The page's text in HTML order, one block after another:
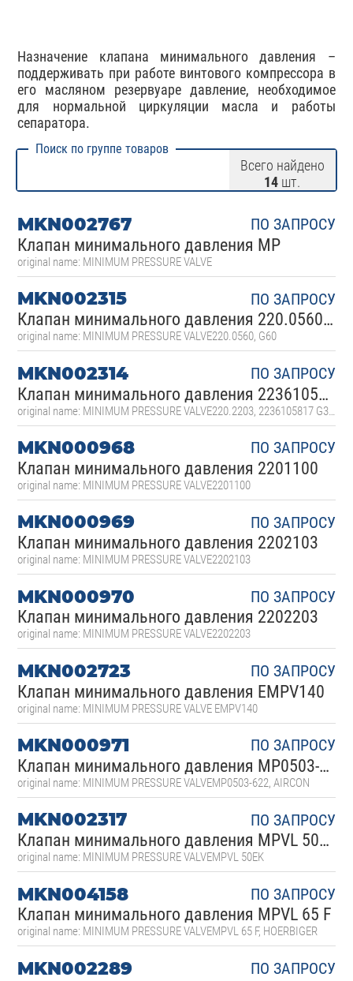
Назначение клапана минимального давления –
поддерживать при работе винтового компрессора в
его масляном резервуаре давление, необходимое
для нормальной циркуляции масла и работы
сепаратора.
Поиск по группе товаров
Всего найдено
14 шт.
MKN002767
Клапан минимального давления MP
ПО ЗАПРОСУ
original name: MINIMUM PRESSURE VALVE
MKN002315
Клапан минимального давления 220.0560 G60
ПО ЗАПРОСУ
original name: MINIMUM PRESSURE VALVE220.0560, G60
MKN002314
Клапан минимального давления 2236105817, 220.2203 G36 1 1/4"
ПО ЗАПРОСУ
original name: MINIMUM PRESSURE VALVE220.2203, 2236105817 G36, 1 1/4"
MKN000968
Клапан минимального давления 2201100
ПО ЗАПРОСУ
original name: MINIMUM PRESSURE VALVE2201100
MKN000969
Клапан минимального давления 2202103
ПО ЗАПРОСУ
original name: MINIMUM PRESSURE VALVE2202103
MKN000970
Клапан минимального давления 2202203
ПО ЗАПРОСУ
original name: MINIMUM PRESSURE VALVE2202203
MKN002723
Клапан минимального давления EMPV140
ПО ЗАПРОСУ
original name: MINIMUM PRESSURE VALVE EMPV140
MKN000971
Клапан минимального давления MP0503-622
ПО ЗАПРОСУ
original name: MINIMUM PRESSURE VALVEMP0503-622, AIRCON
MKN002317
Клапан минимального давления MPVL 50EK
ПО ЗАПРОСУ
original name: MINIMUM PRESSURE VALVEMPVL 50EK
MKN004158
Клапан минимального давления MPVL 65 F
ПО ЗАПРОСУ
original name: MINIMUM PRESSURE VALVEMPVL 65 F, HOERBIGER
MKN002289 ПО ЗАПРОСУ